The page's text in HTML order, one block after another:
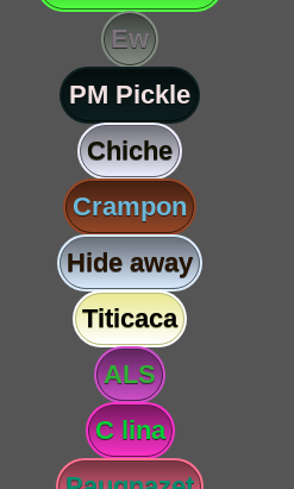
Ew
PM Pickle
Chiche
Crampon
Hide away
Titicaca
ALS
C lina